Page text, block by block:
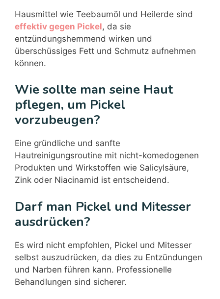
Hausmittel wie Teebaumöl und Heilerde sind
effektiv gegen Pickel, da sie
entzündungshemmend wirken und
überschüssiges Fett und Schmutz aufnehmen
können.
Wie sollte man seine Haut
pflegen, um Pickel
vorzubeugen?
Eine gründliche und sanfte
Hautreinigungsroutine mit nicht-komedogenen
Produkten und Wirkstoffen wie Salicylsäure,
Zink oder Niacinamid ist entscheidend.
Darf man Pickel und Mitesser
ausdrücken?
Es wird nicht empfohlen, Pickel und Mitesser
selbst auszudrücken, da dies zu Entzündungen
und Narben führen kann. Professionelle
Behandlungen sind sicherer.